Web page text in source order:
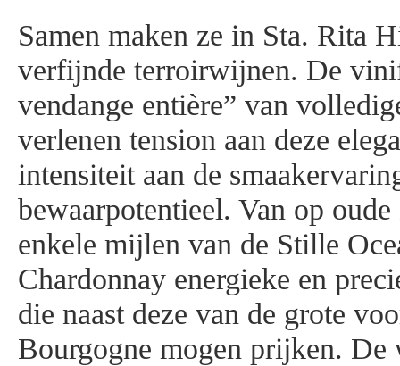
Samen maken ze in Sta. Rita
verfijnde terroirwijnen. De
vendange entière” van
verlenen tension aan deze
intensiteit aan de
bewaarpotentieel. Van op oude
enkele mijlen van de Stille
Chardonnay energieke en
die naast deze van de grote
Bourgogne mogen prijken. De